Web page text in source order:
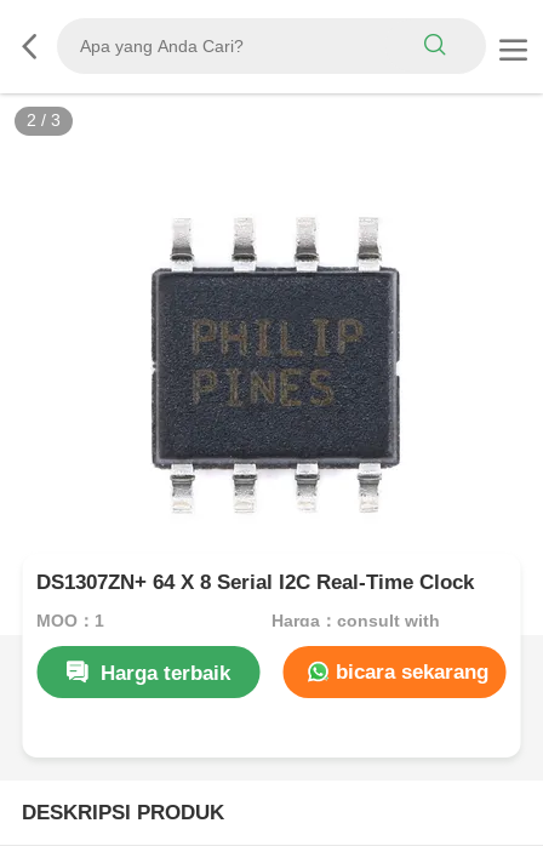
2 / 3
DS1307ZN+ 64 X 8 Serial I2C Real-Time Clock
MOQ：1 Harga：consult with
Harga terbaik bicara sekarang
DESKRIPSI PRODUK